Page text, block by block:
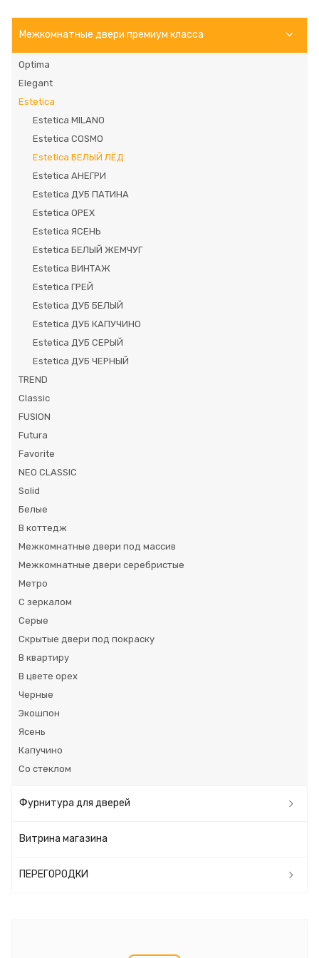
люди которые любят свой продукт и людей для
профессионализм. От души желаем салону
процветания! Вы лучшие!!!
Межкомнатные двери премиум класса
Optima
Elegant
Estetica
Estetica MILANO
Estetica COSMO
Estetica БЕЛЫЙ ЛЁД
Estetica АНЕГРИ
Estetica ДУБ ПАТИНА
Estetica ОРЕХ
Estetica ЯСЕНЬ
Estetica БЕЛЫЙ ЖЕМЧУГ
Estetica ВИНТАЖ
Estetica ГРЕЙ
Estetica ДУБ БЕЛЫЙ
Estetica ДУБ КАПУЧИНО
Estetica ДУБ СЕРЫЙ
Estetica ДУБ ЧЕРНЫЙ
TREND
Classic
FUSION
Futura
Favorite
NEO CLASSIC
Solid
Белые
В коттедж
Межкомнатные двери под массив
Межкомнатные двери серебристые
Метро
С зеркалом
Серые
Скрытые двери под покраску
В квартиру
В цвете орех
Черные
Экошпон
Ясень
Капучино
Со стеклом
Фурнитура для дверей
Витрина магазина
ПЕРЕГОРОДКИ